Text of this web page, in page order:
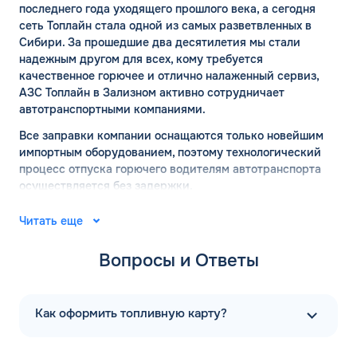
последнего года уходящего прошлого века, а сегодня
сеть Топлайн стала одной из самых разветвленных в
Сибири. За прошедшие два десятилетия мы стали
надежным другом для всех, кому требуется
качественное горючее и отлично налаженный сервиз,
АЗС Топлайн в Зализном активно сотрудничает
автотранспортными компаниями.
Все заправки компании оснащаются только новейшим
импортным оборудованием, поэтому технологический
процесс отпуска горючего водителям автотранспорта
осуществляется без задержки.
АЗС Топлайн в Зализном:
Компания — это дружный и весьма профессиональный
над усовершенствованием налаженного сервиса, мы
делаем всё, чтобы заправка становилась для всех
Читать еще
Вопросы и Ответы
Как оформить топливную карту?